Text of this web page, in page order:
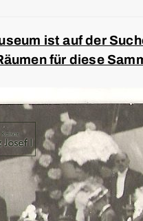
ist auf der
für diese